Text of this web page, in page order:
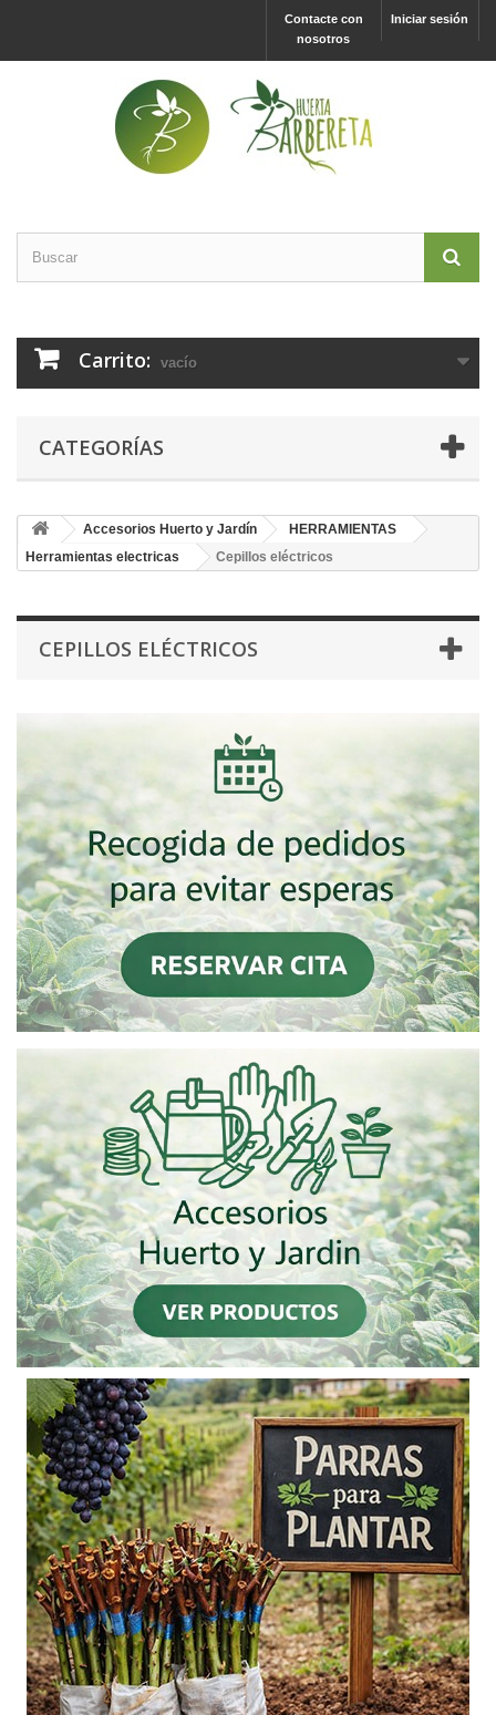
Iniciar sesión
Contacte con
nosotros
Carrito: vacío
CATEGORÍAS
Accesorios Huerto y Jardín
HERRAMIENTAS
Herramientas electricas
Cepillos eléctricos
CEPILLOS ELÉCTRICOS